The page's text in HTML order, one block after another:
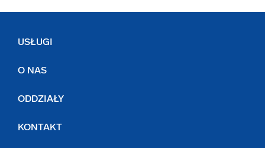
USŁUGI
O NAS
ODDZIAŁY
KONTAKT